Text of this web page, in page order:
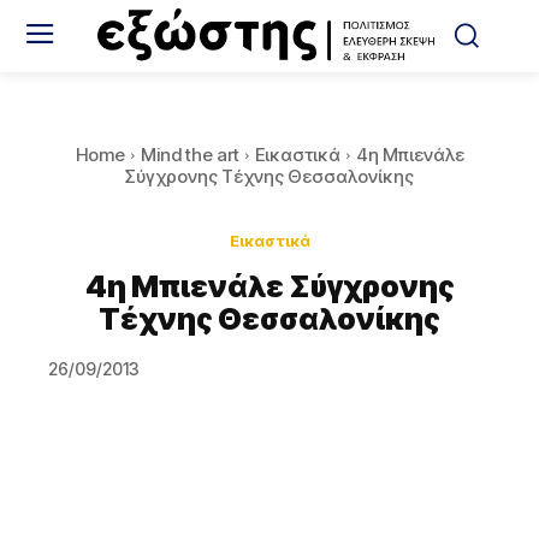
Home Mind the art Εικαστικά
4η Μπιενάλε
Σύγχρονης Τέχνης Θεσσαλονίκης
Εικαστικά
4η Μπιενάλε Σύγχρονης
Τέχνης Θεσσαλονίκης
26/09/2013